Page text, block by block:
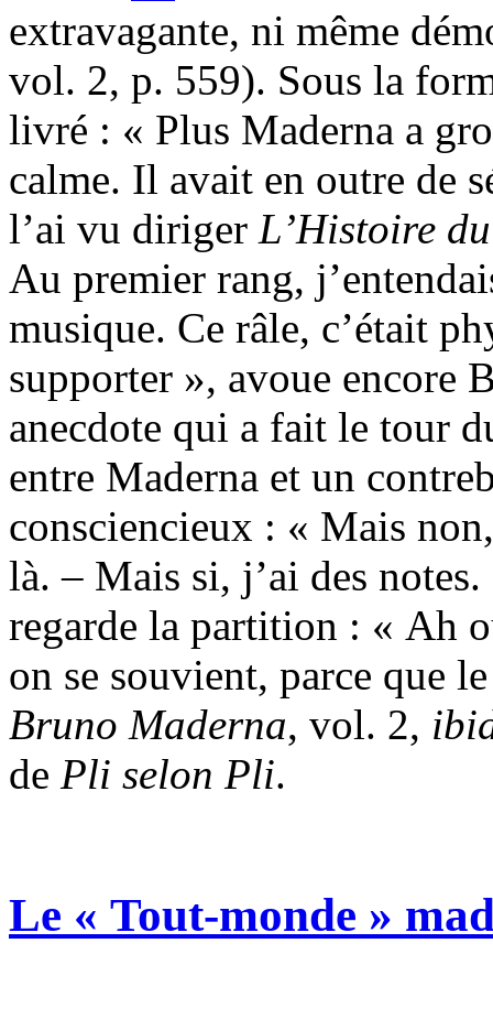
extravagante, ni même
vol. 2, p. 559). Sous la
livré : « Plus Maderna a
calme. Il avait en outre de
l’ai vu diriger L’Histoire
Au premier rang,
musique. Ce râle, c’était
supporter », avoue encore
anecdote qui a fait le tour
entre Maderna et un
consciencieux : « Mais
là. – Mais si, j’ai des
regarde la partition : « Ah
on se souvient, parce que
Bruno Maderna, vol. 2,
de Pli selon Pli.
Le « Tout-monde »